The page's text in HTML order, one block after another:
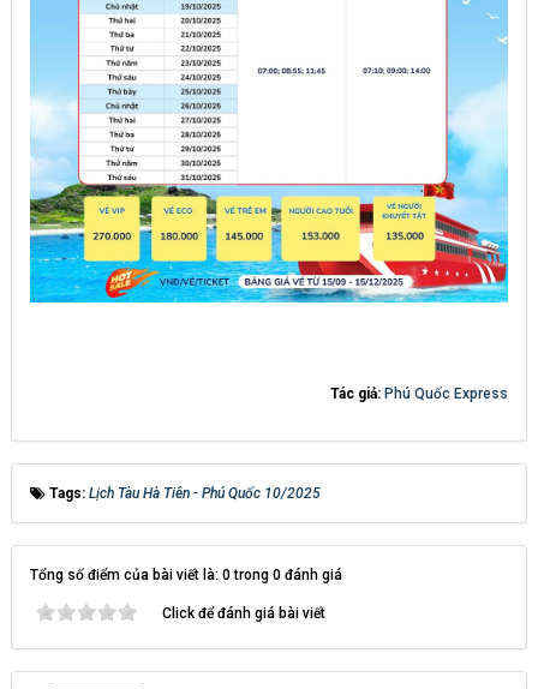
Tác giả: Phú Quốc Express
Tags: Lịch Tàu Hà Tiên - Phú Quốc 10/2025
Tổng số điểm của bài viết là: 0 trong 0 đánh giá
Click để đánh giá bài viết